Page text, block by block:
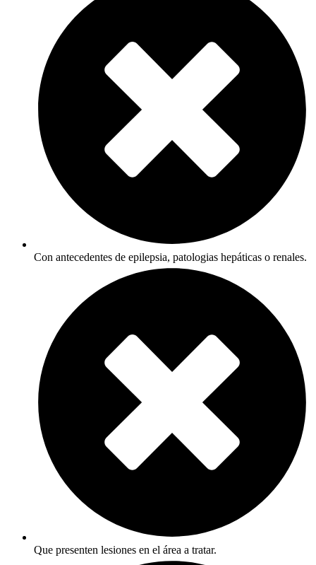
Con antecedentes de epilepsia, patologias hepáticas o renales.
Que presenten lesiones en el área a tratar.